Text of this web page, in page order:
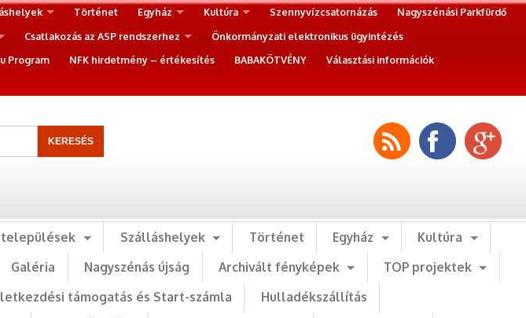
Történet Egyház Kultúra Szennyvízcsatornázás
Nagyszénási Parkfürdő
Csatlakozás az ASP rendszerhez
Önkormányzati elektronikus ügyintézés
Program NFK hirdetmény – értékesítés BABAKÖTVÉNY
Választási információk
Szálláshelyek Történet Egyház
Kultúra
Galéria Nagyszénás újság Archivált fényképek
TOP projektek
támogatás és Start-számla
Hulladékszállítás